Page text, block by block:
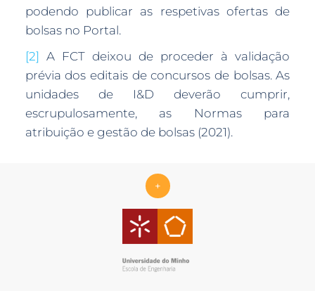
podendo publicar as respetivas ofertas de
bolsas no Portal.
[2] A FCT deixou de proceder à validação
prévia dos editais de concursos de bolsas. As
unidades de I&D deverão cumprir,
escrupulosamente, as Normas para
atribuição e gestão de bolsas (2021).
+